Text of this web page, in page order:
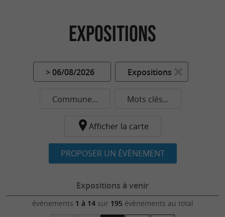
Expositions
> 06/08/2026 Expositions
Commune... Mots clés...
Afficher la carte
PROPOSER UN ÉVÈNEMENT
Expositions à venir
évènements 1 à 14sur 195 évènements au total